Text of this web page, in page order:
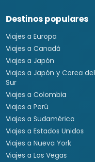
Destinos populares
Viajes a Europa
Viajes a Canadá
Viajes a Japón
Viajes a Japón y Corea del
Sur
Viajes a Colombia
Viajes a Perú
Viajes a Sudamérica
Viajes a Estados Unidos
Viajes a Nueva York
Viajes a Las Vegas